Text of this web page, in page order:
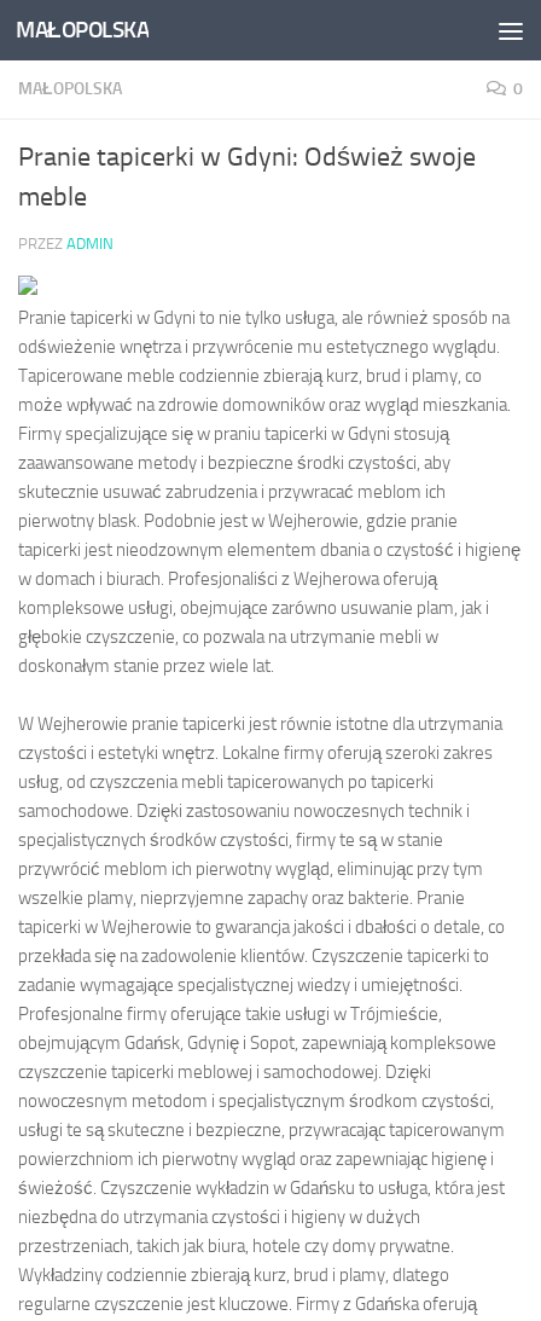
Skip to content
MAŁOPOLSKA
MAŁOPOLSKA 0
Pranie tapicerki w Gdyni: Odśwież swoje
meble
PRZEZ ADMIN
Pranie tapicerki w Gdyni to nie tylko usługa, ale również sposób na
odświeżenie wnętrza i przywrócenie mu estetycznego wyglądu.
Tapicerowane meble codziennie zbierają kurz, brud i plamy, co
może wpływać na zdrowie domowników oraz wygląd mieszkania.
Firmy specjalizujące się w praniu tapicerki w Gdyni stosują
zaawansowane metody i bezpieczne środki czystości, aby
skutecznie usuwać zabrudzenia i przywracać meblom ich
pierwotny blask. Podobnie jest w Wejherowie, gdzie pranie
tapicerki jest nieodzownym elementem dbania o czystość i higienę
w domach i biurach. Profesjonaliści z Wejherowa oferują
kompleksowe usługi, obejmujące zarówno usuwanie plam, jak i
głębokie czyszczenie, co pozwala na utrzymanie mebli w
doskonałym stanie przez wiele lat.
W Wejherowie pranie tapicerki jest równie istotne dla utrzymania
czystości i estetyki wnętrz. Lokalne firmy oferują szeroki zakres
usług, od czyszczenia mebli tapicerowanych po tapicerki
samochodowe. Dzięki zastosowaniu nowoczesnych technik i
specjalistycznych środków czystości, firmy te są w stanie
przywrócić meblom ich pierwotny wygląd, eliminując przy tym
wszelkie plamy, nieprzyjemne zapachy oraz bakterie. Pranie
tapicerki w Wejherowie to gwarancja jakości i dbałości o detale, co
przekłada się na zadowolenie klientów. Czyszczenie tapicerki to
zadanie wymagające specjalistycznej wiedzy i umiejętności.
Profesjonalne firmy oferujące takie usługi w Trójmieście,
obejmującym Gdańsk, Gdynię i Sopot, zapewniają kompleksowe
czyszczenie tapicerki meblowej i samochodowej. Dzięki
nowoczesnym metodom i specjalistycznym środkom czystości,
usługi te są skuteczne i bezpieczne, przywracając tapicerowanym
powierzchniom ich pierwotny wygląd oraz zapewniając higienę i
świeżość. Czyszczenie wykładzin w Gdańsku to usługa, która jest
niezbędna do utrzymania czystości i higieny w dużych
przestrzeniach, takich jak biura, hotele czy domy prywatne.
Wykładziny codziennie zbierają kurz, brud i plamy, dlatego
regularne czyszczenie jest kluczowe. Firmy z Gdańska oferują